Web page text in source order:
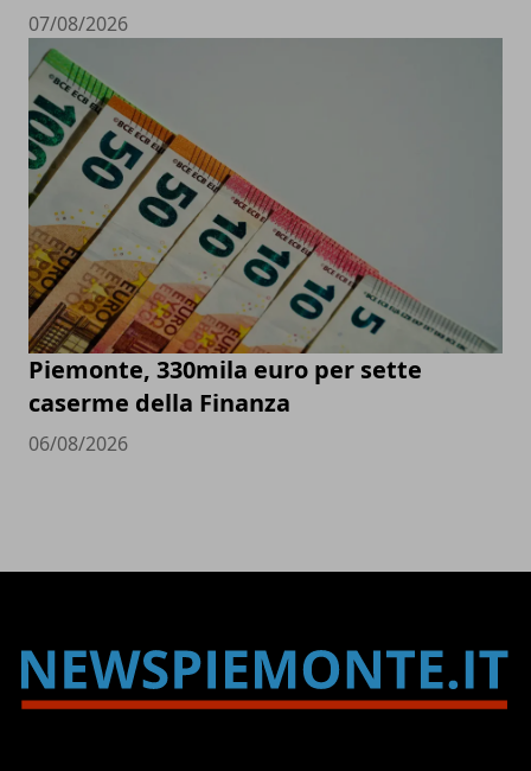
07/08/2026
Piemonte, 330mila euro per sette
caserme della Finanza
06/08/2026